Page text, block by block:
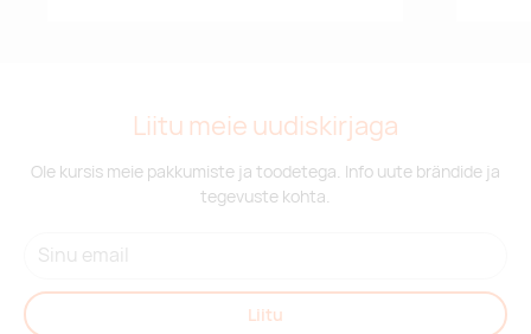
Liitu meie uudiskirjaga
Ole kursis meie pakkumiste ja toodetega. Info uute brändide ja
tegevuste kohta.
Liitu